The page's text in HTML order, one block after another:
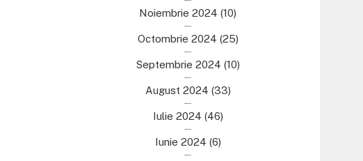
Noiembrie 2024 (10)
Octombrie 2024 (25)
Septembrie 2024 (10)
August 2024 (33)
Iulie 2024 (46)
Iunie 2024 (6)